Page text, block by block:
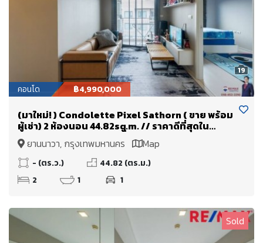
19
คอนโด ฿4,990,000
(มาใหม่! ) Condolette Pixel Sathorn ( ขาย พร้อม
ผู้เช่า) 2 ห้องนอน 44.82sq.m. // ราคาดีที่สุดใน
โครงการ หันทางสระว่ายน้ำ ปล่อยเช่าง่าย เครดิตดี
ขอสินเชื่อได้เต็ม 100%)
ยานนาวา, กรุงเทพมหานคร Map
- (ตร.ว.)
44.82 (ตร.ม.)
2
1 1
Sold